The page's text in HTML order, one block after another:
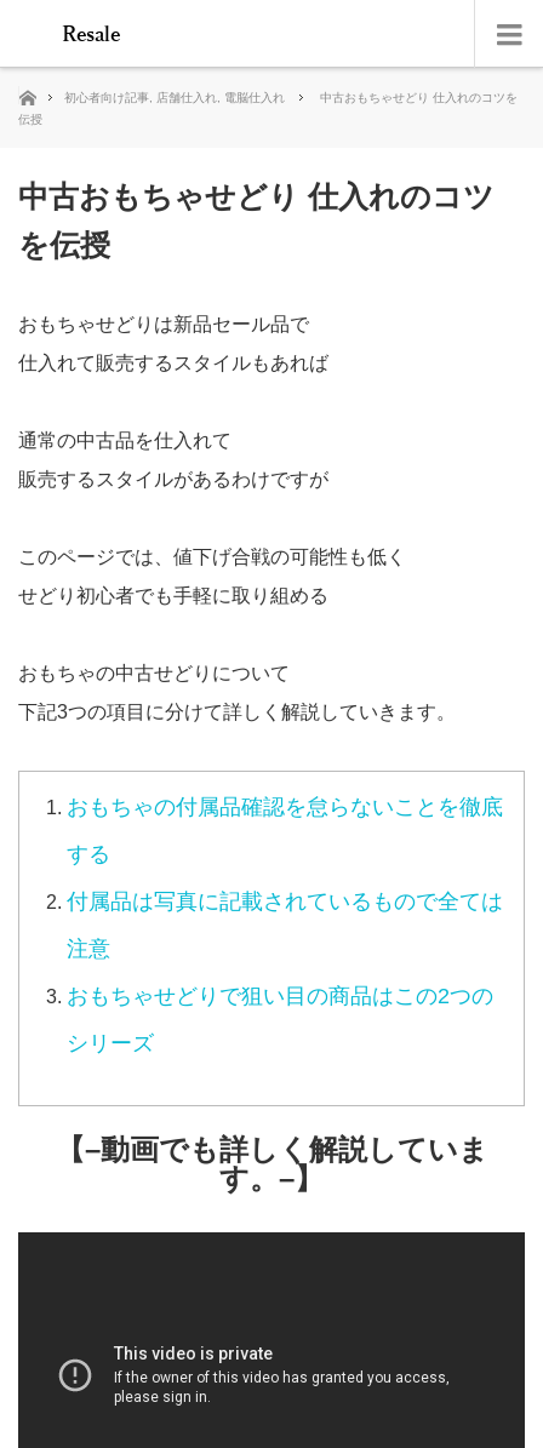
ホーム初心者向け記事 店舗仕入れ 電脳仕入れ
中古おもちゃせどり 仕入れのコツを
伝授
中古おもちゃせどり 仕入れのコツ
を伝授
おもちゃせどりは新品セール品で
仕入れて販売するスタイルもあれば
通常の中古品を仕入れて
販売するスタイルがあるわけですが
このページでは、値下げ合戦の可能性も低く
せどり初心者でも手軽に取り組める
おもちゃの中古せどりについて
下記3つの項目に分けて詳しく解説していきます。
おもちゃの付属品確認を怠らないことを徹底
する
付属品は写真に記載されているもので全ては
注意
おもちゃせどりで狙い目の商品はこの2つの
シリーズ
【–動画でも詳しく解説していま
す。–】